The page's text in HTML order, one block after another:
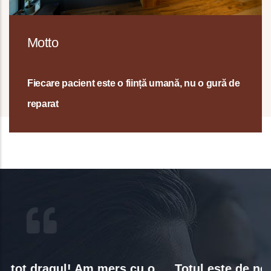
Motto
Fiecare pacient este o ființă umană, nu o gură de
reparat
Totul este de nota 100. De la sediul foarte